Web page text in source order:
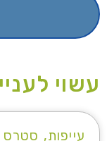
עשוי
עייפות,